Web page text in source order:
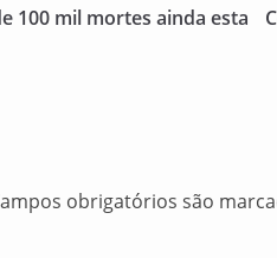
100 mil mortes ainda esta
obrigatórios são